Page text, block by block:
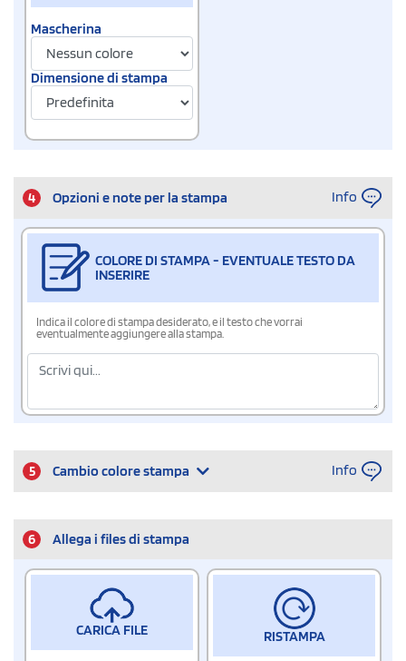
Mascherina
Dimensione di stampa
4 Opzioni e note per la stampa Info
COLORE DI STAMPA - EVENTUALE TESTO DA
INSERIRE
Indica il colore di stampa desiderato, e il testo che vorrai
eventualmente aggiungere alla stampa.
5 Cambio colore stampa Info
6 Allega i files di stampa
CARICA FILE RISTAMPA